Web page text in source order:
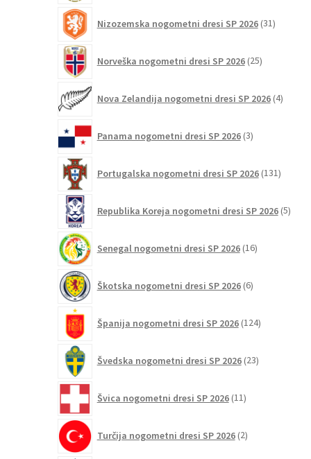
Nizozemska nogometni dresi SP 2026 31izdelkov
Norveška nogometni dresi SP 2026 25izdelkov
Nova Zelandija nogometni dresi SP 2026 4izdelki
Panama nogometni dresi SP 2026 3izdelki
Portugalska nogometni dresi SP 2026 131
Republika Koreja nogometni dresi SP 2026 5
Senegal nogometni dresi SP 2026 16izdelkov
Škotska nogometni dresi SP 2026 6izdelkov
Španija nogometni dresi SP 2026 124izdelkov
Švedska nogometni dresi SP 2026 23izdelkov
Švica nogometni dresi SP 2026 11izdelkov
Turčija nogometni dresi SP 2026 2izdelka